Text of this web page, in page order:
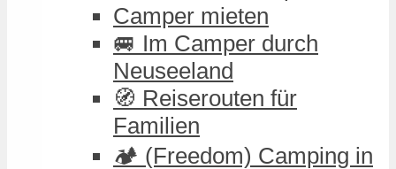
Camper mieten
🚐 Im Camper durch
Neuseeland
🧭 Reiserouten für
Familien
🏕️ (Freedom) Camping in